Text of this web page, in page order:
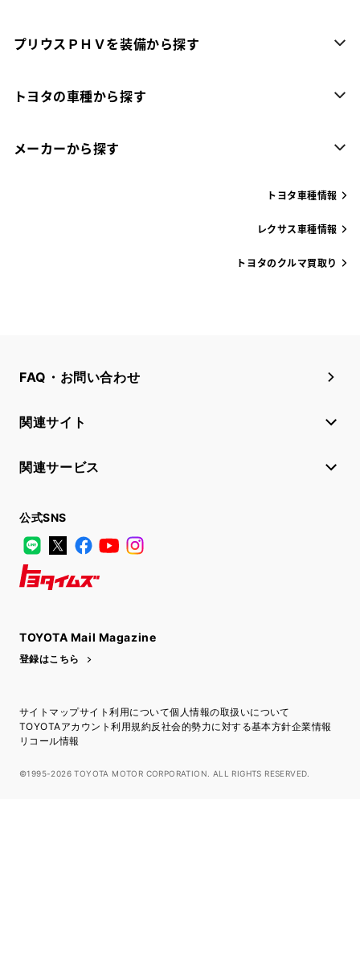
プリウスＰＨＶを装備から探す
トヨタの車種から探す
メーカーから探す
トヨタ車種情報
レクサス車種情報
トヨタのクルマ買取り
FAQ・お問い合わせ
関連サイト
関連サービス
公式SNS
LINE
X FacebookYouTube
TOYOTA Mail Magazine
登録はこちら
サイトマップサイト利用について個人情報の取扱いについて
TOYOTAアカウント利用規約反社会的勢力に対する基本方針企業情報
リコール情報
©1995-2026 TOYOTA MOTOR CORPORATION. ALL RIGHTS RESERVED.